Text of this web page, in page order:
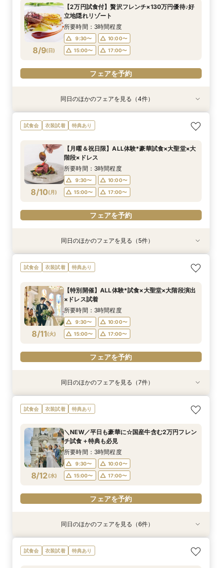
8/9(日)
【2万円試食付】贅沢フレンチ×130万円優待♪好
立地隠れリゾート
所要時間：3時間程度
9:30〜
10:00〜
15:00〜
17:00〜
フェアを予約
衣装試着 特典あり
8/9(日)
【フリードリンク特典付】試食×最大130万円優
待×リゾート
9:30〜
15:00〜
17:00〜
フェアを予約
特典あり
8/9(日)
【迷っている方も大歓迎】最短90分×見積もり相
談×次回試食付
10:00〜
17:00〜
フェアを予約
特典あり
8/9(日)
【フォト婚】貸切邸宅で残す大切な一日！期間限
定特典付相談会
9:30〜
15:00〜
17:00〜
フェアを予約
衣装試着 特典あり
8/9(日)
今月限定【130万優待★ドレス試着】光の大聖堂
×特製スイーツ
9:30〜
15:00〜
17:00〜
フェアを予約
同日のほかのフェアを見る（4件）
試食会 衣装試着 特典あり
8/10(月)
【月曜＆祝日限】ALL体験*豪華試食×大聖堂×大
階段×ドレス
所要時間：3時間程度
9:30〜
10:00〜
15:00〜
17:00〜
フェアを予約
特典あり
8/10(月)
【自宅で式場見学★】在宅&スマホでOK！オン
ライン相談会♪
10:00〜
フェアを予約
特典あり
8/10(月)
【迷っている方も大歓迎】最短90分×見積もり相
談×次回試食付
10:00〜
17:00〜
フェアを予約
衣装試着 特典あり
8/10(月)
＼前々日〜当日予約◎／フレンチ試食＆直前予約
限定前撮り特典付
9:30〜
15:00〜
17:00〜
フェアを予約
特典あり
8/10(月)
【フォト婚】貸切邸宅で残す大切な一日！期間限
定特典付相談会
9:30〜
15:00〜
17:00〜
フェアを予約
衣装試着 特典あり
8/10(月)
今月限定【130万優待★ドレス試着】光の大聖堂
×特製スイーツ
9:30〜
15:00〜
17:00〜
フェアを予約
同日のほかのフェアを見る（5件）
試食会 衣装試着 特典あり
8/11(火)
【特別開催】ALL体験*試食×大聖堂×大階段演出
×ドレス試着
所要時間：3時間程度
9:30〜
10:00〜
15:00〜
17:00〜
フェアを予約
衣装試着 特典あり
8/11(火)
【月曜＆祝日限】ALL体験*豪華試食×大聖堂×大
階段×ドレス
9:30〜
10:00〜
15:00〜
17:00〜
フェアを予約
特典あり
8/11(火)
【自宅で式場見学★】在宅&スマホでOK！オン
ライン相談会♪
10:00〜 17:00〜
フェアを予約
特典あり
8/11(火)
【迷っている方も大歓迎】最短90分×見積もり相
談×次回試食付
10:00〜
15:00〜
17:00〜
フェアを予約
衣装試着 特典あり
8/11(火)
＼前々日〜当日予約◎／フレンチ試食＆直前予約
限定前撮り特典付
9:30〜
10:00〜
15:00〜
17:00〜
フェアを予約
特典あり
8/11(火)
【フォト婚】貸切邸宅で残す大切な一日！期間限
定特典付相談会
9:30〜
10:00〜
15:00〜
17:00〜
フェアを予約
衣装試着 特典あり
8/11(火)
今月限定【130万優待★ドレス試着】光の大聖堂
×特製スイーツ
9:30〜
10:00〜
15:00〜
17:00〜
フェアを予約
衣装試着 特典あり
8/11(火)
＼お盆限定／国産牛含む豪華2万円フレンチ試食
＆前撮り特典付
9:30〜
10:00〜
15:00〜
17:00〜
フェアを予約
同日のほかのフェアを見る（7件）
試食会 衣装試着 特典あり
8/12(水)
＼NEW／平日も豪華に☆国産牛含む2万円フレン
チ試食＋特典も必見
所要時間：3時間程度
9:30〜
10:00〜
15:00〜
17:00〜
フェアを予約
特典あり
【自宅で式場見学★】在宅&スマホでOK！オン
ライン相談会♪
特典あり
【迷っている方も大歓迎】最短90分×見積もり相
談×次回試食付
衣装試着 特典あり
＼前々日〜当日予約◎／フレンチ試食＆直前予約
限定前撮り特典付
特典あり
【フォト婚】貸切邸宅で残す大切な一日！期間限
定特典付相談会
衣装試着 特典あり
今月限定【130万優待★ドレス試着】光の大聖堂
×特製スイーツ
衣装試着 特典あり
《お盆限定》前撮り特典付★国産牛含む豪華2万
円フレンチ試食
同日のほかのフェアを見る（6件）
試食会 衣装試着 特典あり